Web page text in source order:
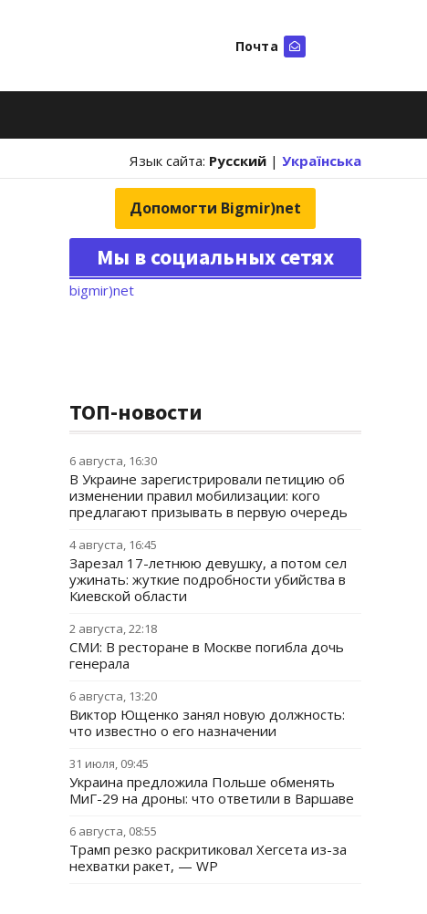
Почта
Язык сайта: Русский | Українська
Допомогти Bigmir)net
Мы в социальных сетях
bigmir)net
ТОП-новости
6 августа, 16:30
В Украине зарегистрировали петицию об
изменении правил мобилизации: кого
предлагают призывать в первую очередь
4 августа, 16:45
Зарезал 17-летнюю девушку, а потом сел
ужинать: жуткие подробности убийства в
Киевской области
2 августа, 22:18
СМИ: В ресторане в Москве погибла дочь
генерала
6 августа, 13:20
Виктор Ющенко занял новую должность:
что известно о его назначении
31 июля, 09:45
Украина предложила Польше обменять
МиГ-29 на дроны: что ответили в Варшаве
6 августа, 08:55
Трамп резко раскритиковал Хегсета из-за
нехватки ракет, — WP